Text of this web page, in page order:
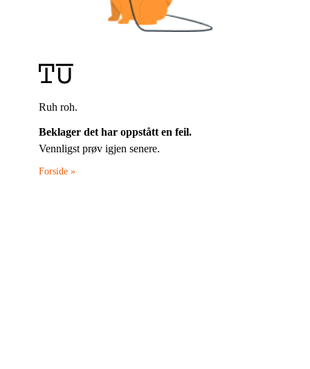
Ruh roh.
Beklager det har oppstått en feil.
Vennligst prøv igjen senere.
Forside »